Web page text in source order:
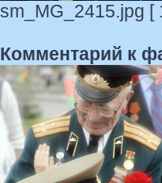
sm_MG_2415.jpg
Комментарий к